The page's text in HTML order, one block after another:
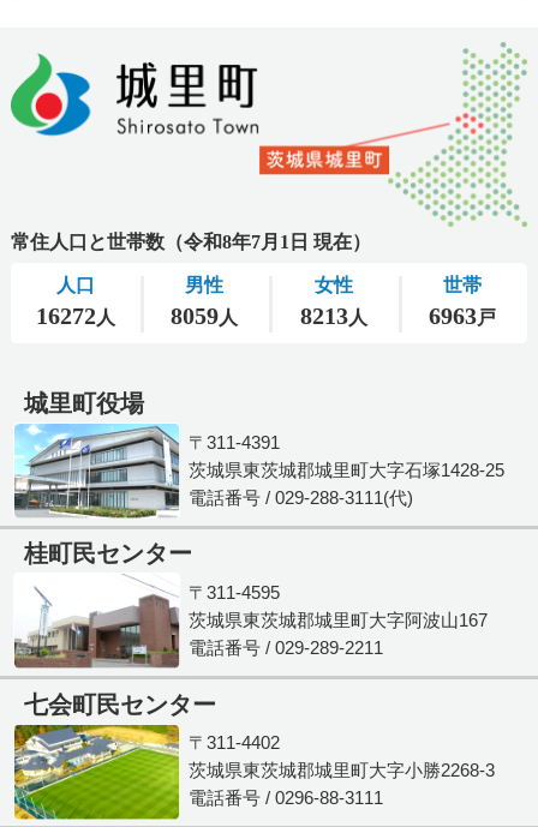
城里町役場
〒311-4391
茨城県東茨城郡城里町大字石塚1428-25
電話番号 / 029-288-3111(代)
桂町民センター
〒311-4595
茨城県東茨城郡城里町大字阿波山167
電話番号 / 029-289-2211
七会町民センター
〒311-4402
茨城県東茨城郡城里町大字小勝2268-3
電話番号 / 0296-88-3111